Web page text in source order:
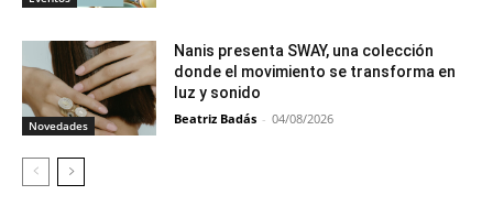
Novedades
Nanis presenta SWAY, una colección
donde el movimiento se transforma en
luz y sonido
Beatriz Badás - 04/08/2026